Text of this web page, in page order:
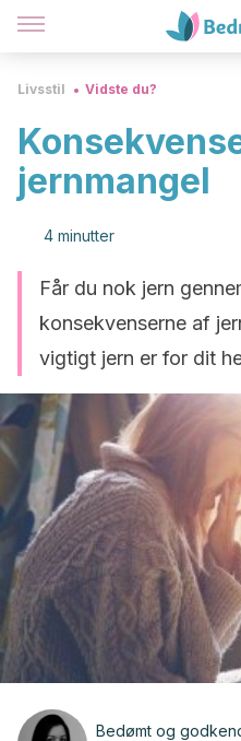
Livsstil Vidste du?
jernmangel
4 minutter
Får du nok jern
konsekvenserne af
vigtigt jern er for dit
Bedømt og